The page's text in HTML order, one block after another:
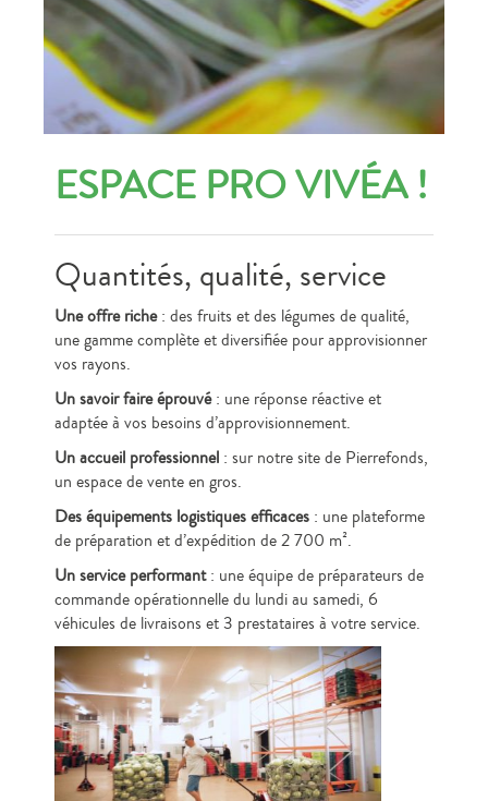
ESPACE PRO VIVÉA !
Quantités, qualité, service
Une offre riche: des fruits et des légumes de qualité,
une gamme complète et diversifiée pour approvisionner
vos rayons.
Un savoir faire éprouvé: une réponse réactive et
adaptée à vos besoins d’approvisionnement.
Un accueil professionnel : sur notre site de Pierrefonds,
un espace de vente en gros.
Des équipements logistiques efficaces : une plateforme
de préparation et d’expédition de 2 700 m².
Un service performant: une équipe de préparateurs de
commande opérationnelle du lundi au samedi, 6
véhicules de livraisons et 3 prestataires à votre service.